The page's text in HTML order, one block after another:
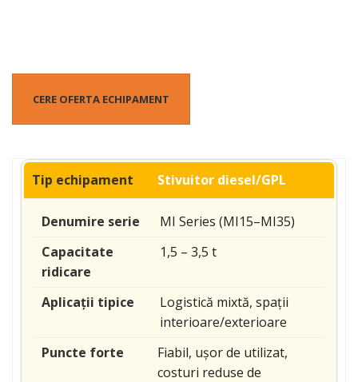
CERE OFERTA ECHIPAMENT
Stivuitor diesel/GPL
MI Series (MI15–MI35)
1,5 – 3,5 t
Logistică mixtă, spații
interioare/exterioare
Fiabil, ușor de utilizat,
costuri reduse de